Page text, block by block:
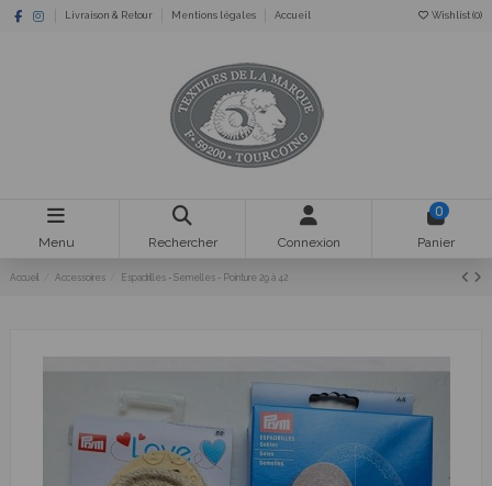
Livraison & Retour Mentions légales Accueil Wishlist (0)
Menu Rechercher Connexion
0
Panier
Accueil Accessoires Espadrilles - Semelles - Pointure 29 à 42